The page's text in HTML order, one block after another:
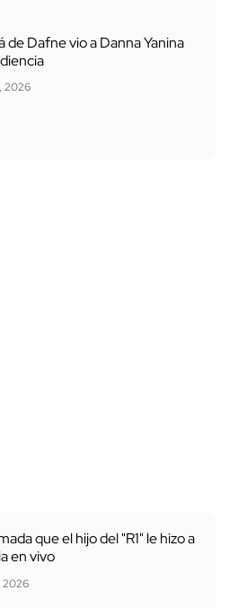
de Dafne vio a Danna Yanina
2026
que el hijo del "R1" le hizo a
en vivo
2026